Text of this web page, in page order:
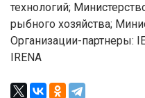
технологий;
рыбного хозяйства;
Организации-партнеры:
IRENA